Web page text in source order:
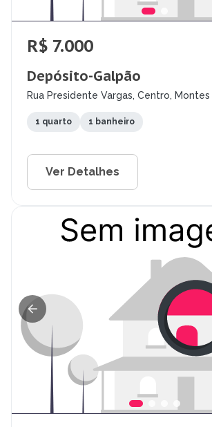
R$ 7.000
Depósito-Galpão
Rua Presidente Vargas, Centro,
1 quarto 1 banheiro
Ver Detalhes